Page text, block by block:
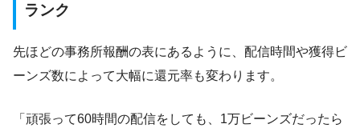
ランク
先ほどの事務所報酬の表にあるように、配信時間や獲得ビ
ーンズ数によって大幅に還元率も変わります。
「頑張って60時間の配信をしても、1万ビーンズだったら